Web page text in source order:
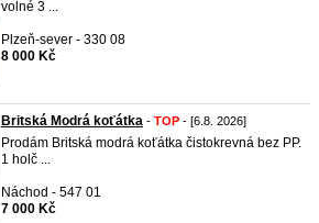
volné 3 ...
Plzeň-sever - 330 08
8 000 Kč
Britská Modrá koťátka - TOP - [6.8. 2026]
Prodám Britská modrá koťátka čistokrevná bez PP.
1 holč ...
Náchod - 547 01
7 000 Kč